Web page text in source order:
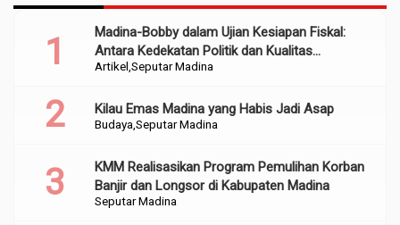
Artikel Seputar Madina
Madina-Bobby dalam Ujian Kesiapan Fiskal:
Antara Kedekatan Politik dan Kualitas
Perencanaan
Budaya Seputar Madina
Kilau Emas Madina yang Habis Jadi Asap
Seputar Madina
KMM Realisasikan Program Pemulihan Korban
Banjir dan Longsor di Kabupaten Madina